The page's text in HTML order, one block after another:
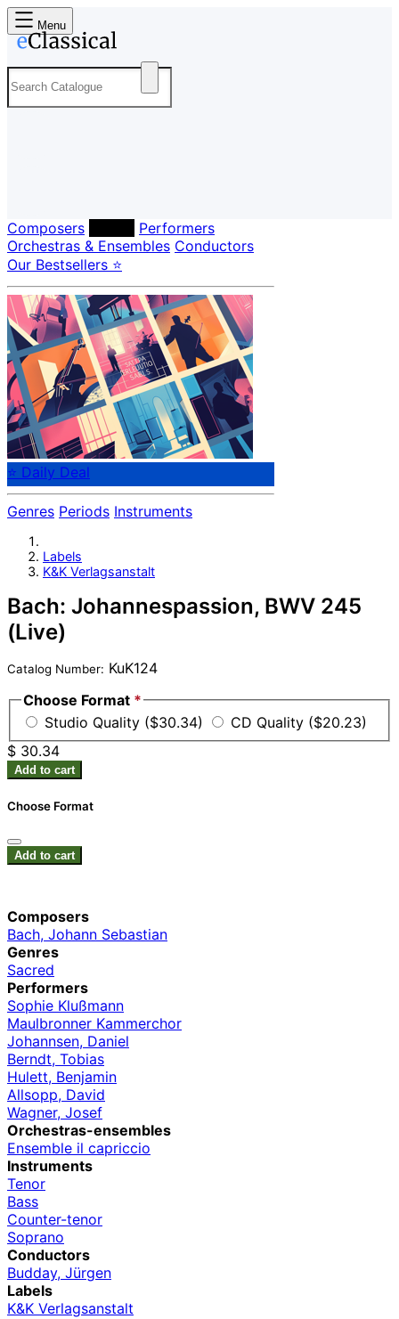
Menu
Composers
Performers
Orchestras & Ensembles Conductors
Our Bestsellers ⭐
⭐ Daily Deal
Genres Periods Instruments
Labels
K&K Verlagsanstalt
Bach: Johannespassion, BWV 245
(Live)
Catalog Number: KuK124
Choose Format *
Studio Quality ($30.34)
CD Quality ($20.23)
$ 30.34
Add to cart
Choose Format
Add to cart
Composers
Bach, Johann Sebastian
Genres
Sacred
Performers
Sophie Klußmann
Maulbronner Kammerchor
Johannsen, Daniel
Berndt, Tobias
Hulett, Benjamin
Allsopp, David
Wagner, Josef
Orchestras-ensembles
Ensemble il capriccio
Instruments
Tenor
Bass
Counter-tenor
Soprano
Conductors
Budday, Jürgen
Labels
K&K Verlagsanstalt